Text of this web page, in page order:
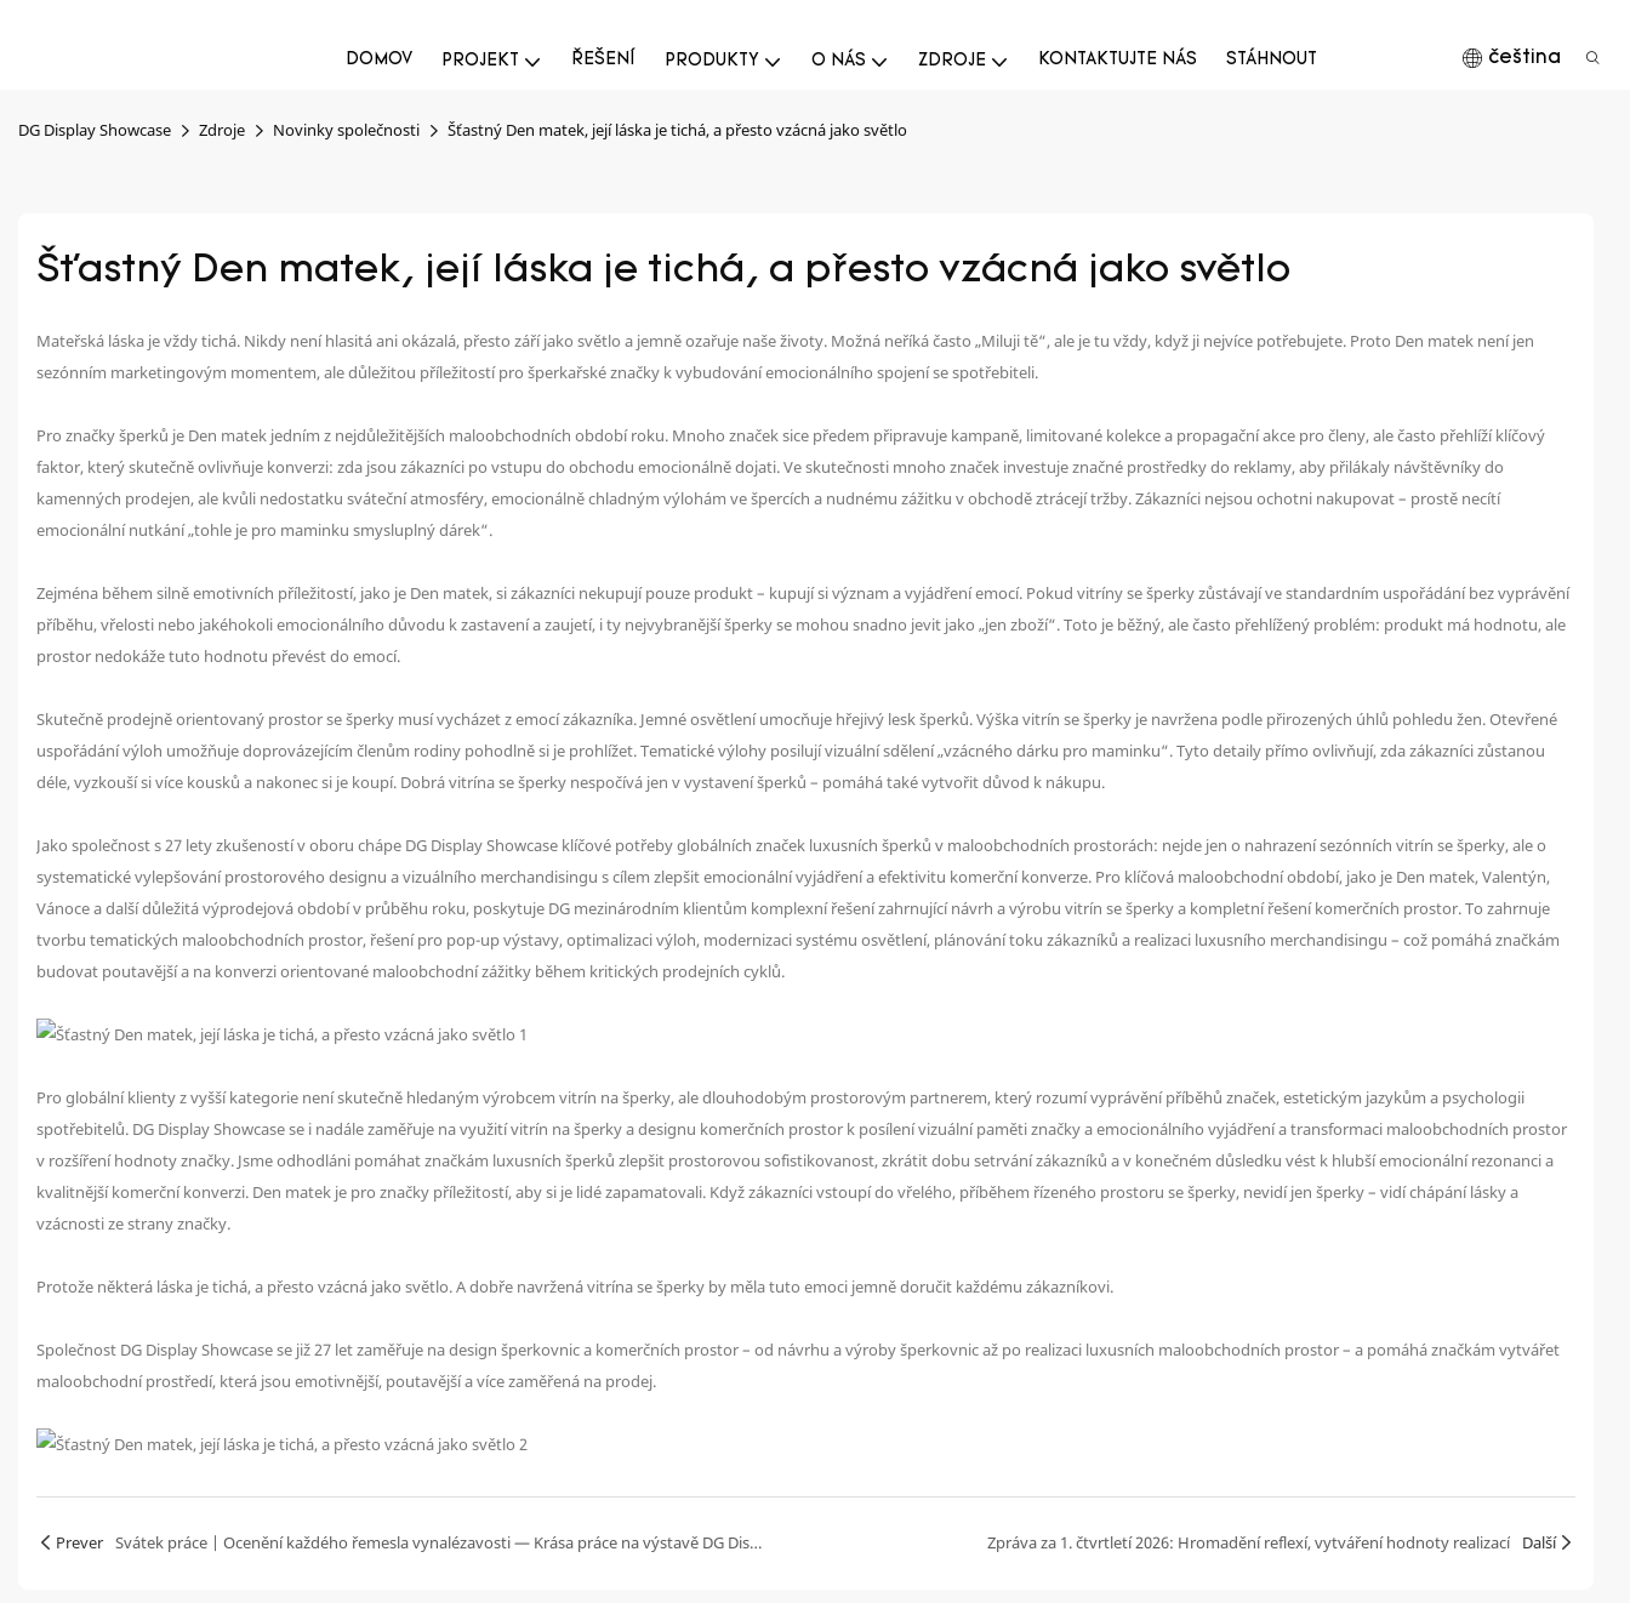
DOMOV PROJEKT ŘEŠENÍ PRODUKTY O NÁS ZDROJE KONTAKTUJTE NÁS STÁHNOUT čeština
DG Display Showcase Zdroje Novinky společnosti Šťastný Den matek, její láska je tichá, a přesto vzácná jako světlo
Šťastný Den matek, její láska je tichá, a přesto vzácná jako světlo
Mateřská láska je vždy tichá. Nikdy není hlasitá ani okázalá, přesto září jako světlo a jemně ozařuje naše životy. Možná neříká často „Miluji tě“, ale je tu vždy, když ji nejvíce potřebujete. Proto Den matek není jen
sezónním marketingovým momentem, ale důležitou příležitostí pro šperkařské značky k vybudování emocionálního spojení se spotřebiteli.
Pro značky šperků je Den matek jedním z nejdůležitějších maloobchodních období roku. Mnoho značek sice předem připravuje kampaně, limitované kolekce a propagační akce pro členy, ale často přehlíží klíčový
faktor, který skutečně ovlivňuje konverzi: zda jsou zákazníci po vstupu do obchodu emocionálně dojati. Ve skutečnosti mnoho značek investuje značné prostředky do reklamy, aby přilákaly návštěvníky do
kamenných prodejen, ale kvůli nedostatku sváteční atmosféry, emocionálně chladným výlohám ve špercích a nudnému zážitku v obchodě ztrácejí tržby. Zákazníci nejsou ochotni nakupovat – prostě necítí
emocionální nutkání „tohle je pro maminku smysluplný dárek“.
Zejména během silně emotivních příležitostí, jako je Den matek, si zákazníci nekupují pouze produkt – kupují si význam a vyjádření emocí. Pokud vitríny se šperky zůstávají ve standardním uspořádání bez vyprávění
příběhu, vřelosti nebo jakéhokoli emocionálního důvodu k zastavení a zaujetí, i ty nejvybranější šperky se mohou snadno jevit jako „jen zboží“. Toto je běžný, ale často přehlížený problém: produkt má hodnotu, ale
prostor nedokáže tuto hodnotu převést do emocí.
Skutečně prodejně orientovaný prostor se šperky musí vycházet z emocí zákazníka. Jemné osvětlení umocňuje hřejivý lesk šperků. Výška vitrín se šperky je navržena podle přirozených úhlů pohledu žen. Otevřené
uspořádání výloh umožňuje doprovázejícím členům rodiny pohodlně si je prohlížet. Tematické výlohy posilují vizuální sdělení „vzácného dárku pro maminku“. Tyto detaily přímo ovlivňují, zda zákazníci zůstanou
déle, vyzkouší si více kousků a nakonec si je koupí. Dobrá vitrína se šperky nespočívá jen v vystavení šperků – pomáhá také vytvořit důvod k nákupu.
Jako společnost s 27 lety zkušeností v oboru chápe DG Display Showcase klíčové potřeby globálních značek luxusních šperků v maloobchodních prostorách: nejde jen o nahrazení sezónních vitrín se šperky, ale o
systematické vylepšování prostorového designu a vizuálního merchandisingu s cílem zlepšit emocionální vyjádření a efektivitu komerční konverze. Pro klíčová maloobchodní období, jako je Den matek, Valentýn,
Vánoce a další důležitá výprodejová období v průběhu roku, poskytuje DG mezinárodním klientům komplexní řešení zahrnující návrh a výrobu vitrín se šperky a kompletní řešení komerčních prostor. To zahrnuje
tvorbu tematických maloobchodních prostor, řešení pro pop-up výstavy, optimalizaci výloh, modernizaci systému osvětlení, plánování toku zákazníků a realizaci luxusního merchandisingu – což pomáhá značkám
budovat poutavější a na konverzi orientované maloobchodní zážitky během kritických prodejních cyklů.
Pro globální klienty z vyšší kategorie není skutečně hledaným výrobcem vitrín na šperky, ale dlouhodobým prostorovým partnerem, který rozumí vyprávění příběhů značek, estetickým jazykům a psychologii
spotřebitelů. DG Display Showcase se i nadále zaměřuje na využití vitrín na šperky a designu komerčních prostor k posílení vizuální paměti značky a emocionálního vyjádření a transformaci maloobchodních prostor
v rozšíření hodnoty značky. Jsme odhodláni pomáhat značkám luxusních šperků zlepšit prostorovou sofistikovanost, zkrátit dobu setrvání zákazníků a v konečném důsledku vést k hlubší emocionální rezonanci a
kvalitnější komerční konverzi. Den matek je pro značky příležitostí, aby si je lidé zapamatovali. Když zákazníci vstoupí do vřelého, příběhem řízeného prostoru se šperky, nevidí jen šperky – vidí chápání lásky a
vzácnosti ze strany značky.
Protože některá láska je tichá, a přesto vzácná jako světlo. A dobře navržená vitrína se šperky by měla tuto emoci jemně doručit každému zákazníkovi.
Společnost DG Display Showcase se již 27 let zaměřuje na design šperkovnic a komerčních prostor – od návrhu a výroby šperkovnic až po realizaci luxusních maloobchodních prostor – a pomáhá značkám vytvářet
maloobchodní prostředí, která jsou emotivnější, poutavější a více zaměřená na prodej.
Prever Svátek práce | Ocenění každého řemesla vynalézavosti — Krása práce na výstavě DG Display Zpráva za 1. čtvrtletí 2026: Hromadění reflexí, vytváření hodnoty realizací Další